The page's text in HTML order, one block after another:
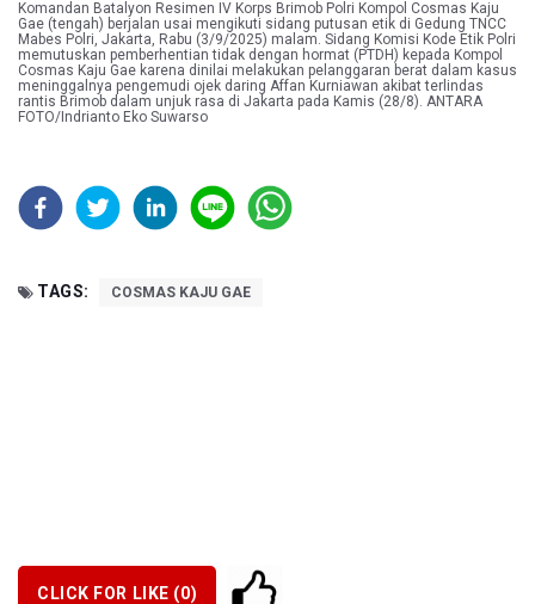
Komandan Batalyon Resimen IV Korps Brimob Polri Kompol Cosmas Kaju
Gae (tengah) berjalan usai mengikuti sidang putusan etik di Gedung TNCC
Mabes Polri, Jakarta, Rabu (3/9/2025) malam. Sidang Komisi Kode Etik Polri
memutuskan pemberhentian tidak dengan hormat (PTDH) kepada Kompol
Cosmas Kaju Gae karena dinilai melakukan pelanggaran berat dalam kasus
meninggalnya pengemudi ojek daring Affan Kurniawan akibat terlindas
rantis Brimob dalam unjuk rasa di Jakarta pada Kamis (28/8). ANTARA
FOTO/Indrianto Eko Suwarso
TAGS: COSMAS KAJU GAE
CLICK FOR LIKE (0)